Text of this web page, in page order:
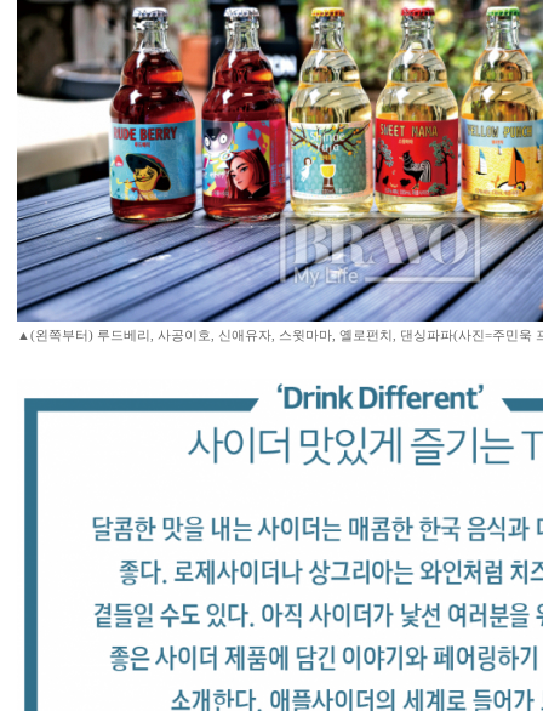
▲(왼쪽부터) 루드베리, 사공이호, 신애유자, 스윗마마, 옐로펀치, 댄싱파파(사진=주민욱